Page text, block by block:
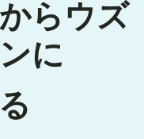
らウズ
に